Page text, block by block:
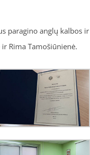
paragino anglų kalbos ir
Rima Tamošiūnienė.